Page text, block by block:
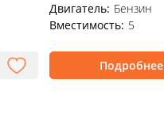
Двигатель: Бензин
Вместимость: 5
Подробнее